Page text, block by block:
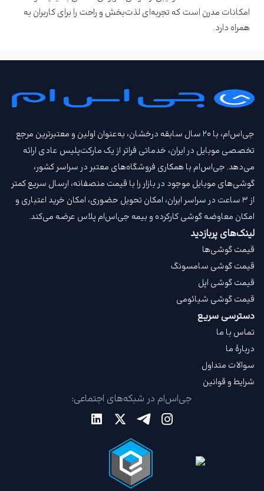
امکانات مدرن است که تجربه‌ای لذت‌بخش و راحت را برای کاربران به
همراه دارد.
جی‌اس‌ام، با ۲۰ سال سابقه درخشان، به‌عنوان اولین و معتبرترین مرجع
تخصصی موبایل در ایران، خدماتی فراتر از یک مارکت‌پلیس عادی ارائه
می‌دهد. جی‌اس‌ام با همکاری فروشگاه‌های معتبر در سراسر کشور،
گوشی‌های موبایل موجود در بازار را با قیمت‌ منصفانه، ارسال سریع کمتر
از ۳ ساعت در سراسر ایران، امکان تحویل حضوری، امکان خرید اعتباری و
امکان معاوضه گوشی کارکرده و بیمه جی‌اس‌ام‌ پلاس عرضه می‌کند.
لینک‌های پربازدید
قیمت گوشی‌ها
قیمت گوشی سامسونگ
قیمت گوشی اپل
قیمت گوشی شیائومی
دسترسی سریع
تماس با ما
دربارهٔ ما
سوالات متداول
شرایط و قوانین
جی‌اس‌ام در شبکه‌های اجتماعی: